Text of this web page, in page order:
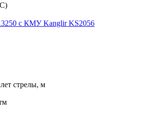
с КМУ Kanglir KS2056
стрелы, м